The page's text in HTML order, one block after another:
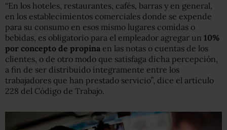
“En los hoteles, restaurantes, cafés, barras y en general,
en los establecimientos comerciales donde se expende
para su consumo en esos mismo lugares comidas o
bebidas, es obligatorio para el empleador agregar un 10%
por concepto de propina en las notas o cuentas de los
clientes, o de otro modo que satisfaga dicha percepción,
a fin de ser distribuido íntegramente entre los
trabajadores que han prestado servicio”, dice el artículo
228 del Código de Trabajo.